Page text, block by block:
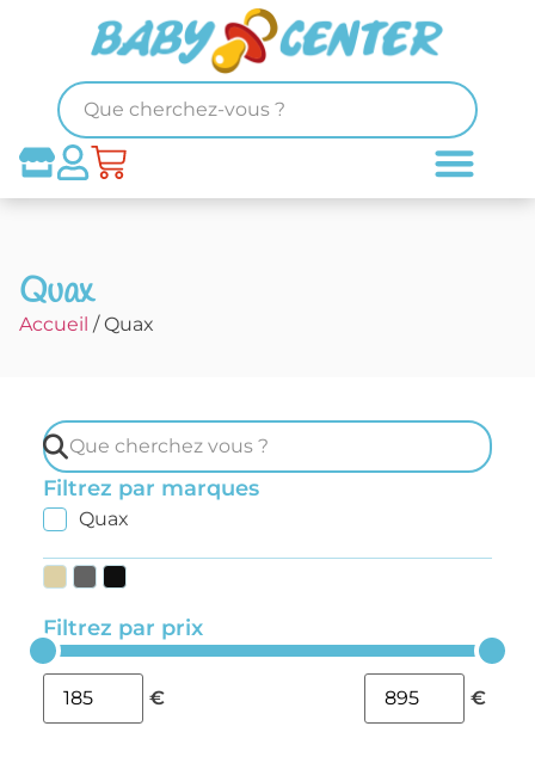
Quax
Accueil / Quax
Filtrez par marques
Quax
Filtrez par prix
€ €